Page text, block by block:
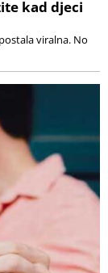
kad djeci
viralna. No